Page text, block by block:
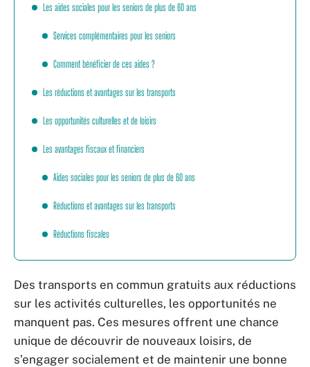
Les aides sociales pour les seniors de plus de 60 ans
Services complémentaires pour les seniors
Comment bénéficier de ces aides ?
Les réductions et avantages sur les transports
Les opportunités culturelles et de loisirs
Les avantages fiscaux et financiers
Aides sociales pour les seniors de plus de 60 ans
Réductions et avantages sur les transports
Réductions fiscales
Des transports en commun gratuits aux réductions
sur les activités culturelles, les opportunités ne
manquent pas. Ces mesures offrent une chance
unique de découvrir de nouveaux loisirs, de
s’engager socialement et de maintenir une bonne